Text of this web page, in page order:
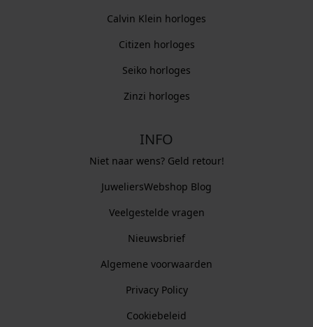
Calvin Klein horloges
Citizen horloges
Seiko horloges
Zinzi horloges
INFO
Niet naar wens? Geld retour!
JuweliersWebshop Blog
Veelgestelde vragen
Nieuwsbrief
Algemene voorwaarden
Privacy Policy
Cookiebeleid